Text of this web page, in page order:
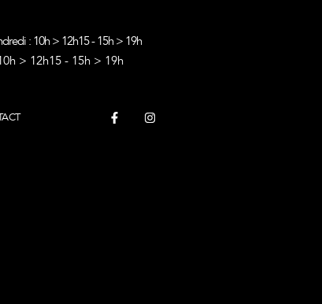
: 10h > 12h15 - 15h > 19h
> 12h15 - 15h > 19h